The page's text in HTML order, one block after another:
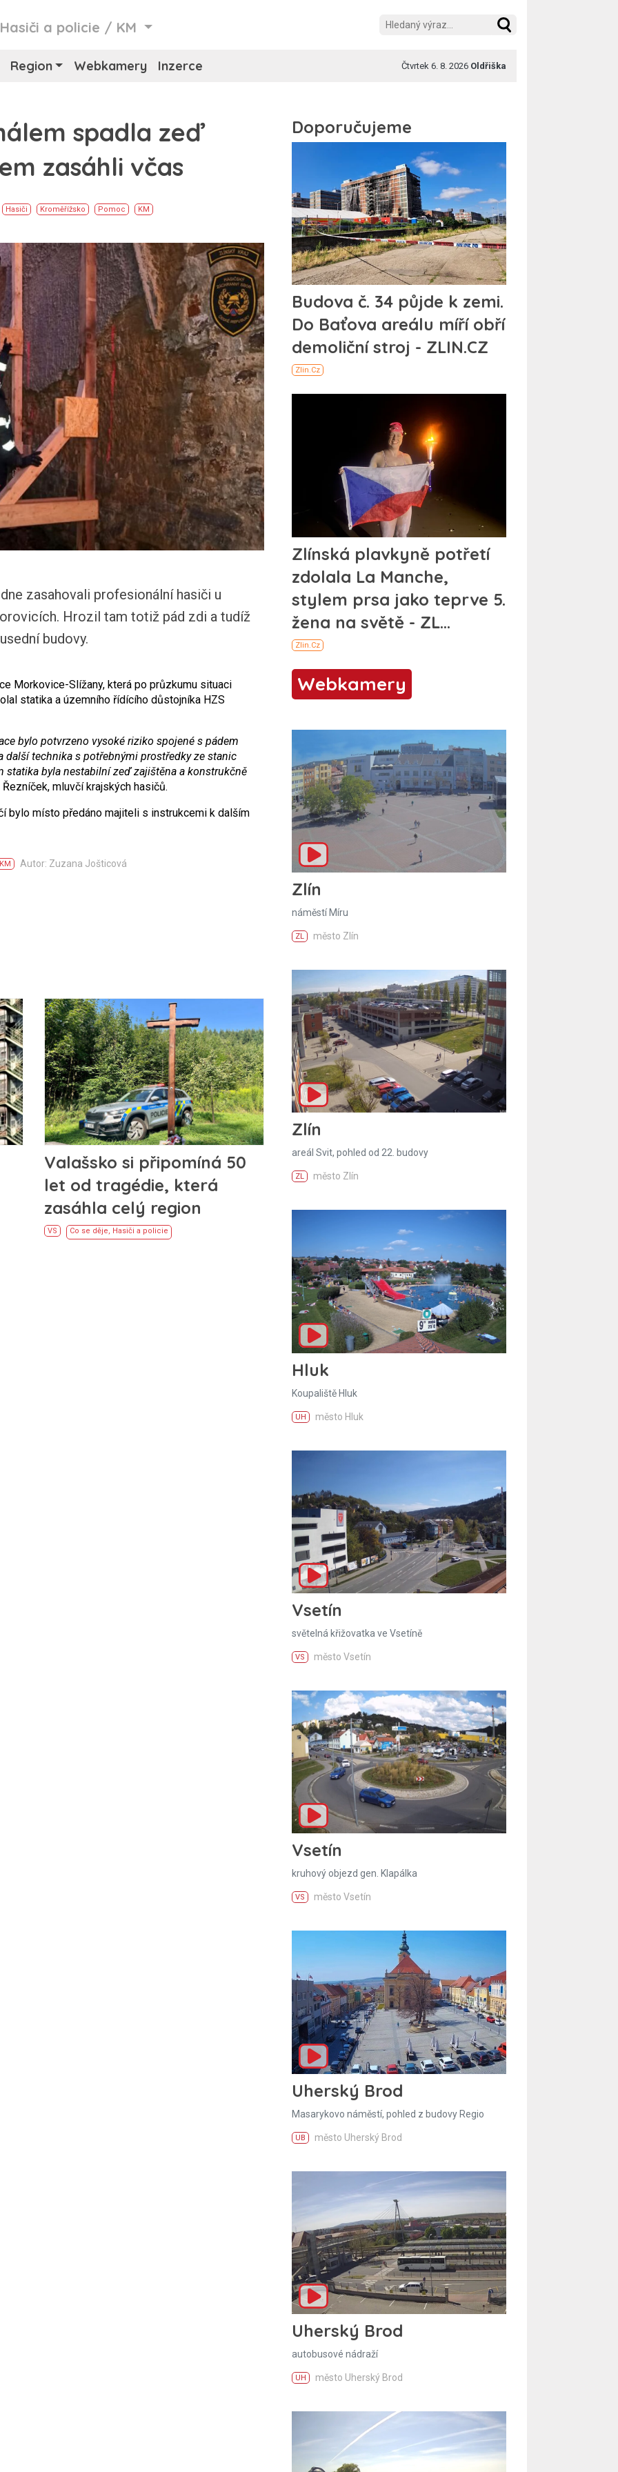
Hasiči a policie / KM
Region Webkamery Inzerce Čtvrtek 6. 8. 2026 Oldřiška
spadla zeď
zasáhli včas
Hasiči Kroměřížsko Pomoc KM
zasahovali profesionální hasiči u
Hrozil tam totiž pád zdi a tudíž
budovy.
Morkovice-Slížany, která po průzkumu situaci
statika a územního řídícího důstojníka HZS
bylo potvrzeno vysoké riziko spojené s pádem
technika s potřebnými prostředky ze stanic
statika byla nestabilní zeď zajištěna a konstrukčně
Řezníček, mluvčí krajských hasičů.
bylo místo předáno majiteli s instrukcemi k dalším
KM Autor: Zuzana Jošticová
Valašsko si připomíná 50
let od tragédie, která
zasáhla celý region
VS Co se děje, Hasiči a policie
Webkamery
Zlín
náměstí Míru
ZL město Zlín
Zlín
areál Svit, pohled od 22. budovy
ZL město Zlín
Hluk
Koupaliště Hluk
UH město Hluk
Vsetín
světelná křižovatka ve Vsetíně
VS město Vsetín
Vsetín
kruhový objezd gen. Klapálka
VS město Vsetín
Uherský Brod
Masarykovo náměstí, pohled z budovy Regio
UB město Uherský Brod
Uherský Brod
autobusové nádraží
UH město Uherský Brod